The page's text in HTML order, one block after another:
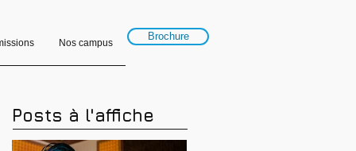
Nos campus
Brochure
Posts à l'affiche